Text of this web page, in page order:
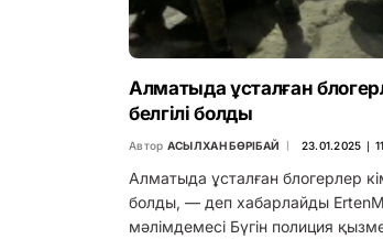
Алматыда ұсталған
белгілі болды
Автор АСЫЛХАН БӨРІБАЙ 23.01.2025 ∣
Алматыда ұсталған блогерлер кім
болды, — деп хабарлайды
мәлімдемесі Бүгін полиция